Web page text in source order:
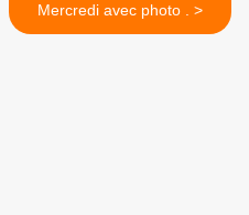
Mercredi avec photo . >